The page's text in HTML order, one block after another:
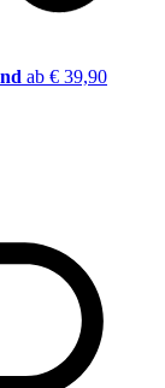
ab € 39,90